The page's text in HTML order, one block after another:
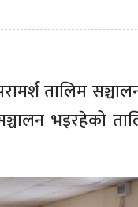
तालिम
भइरहेको